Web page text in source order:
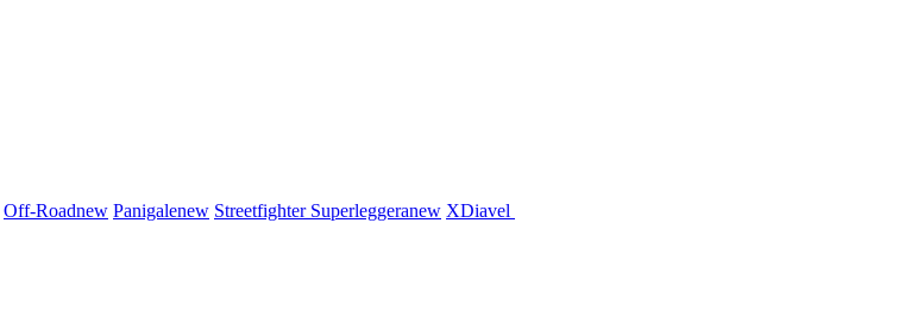
Off-Roadnew Panigalenew Streetfighter Superleggeranew XDiavel